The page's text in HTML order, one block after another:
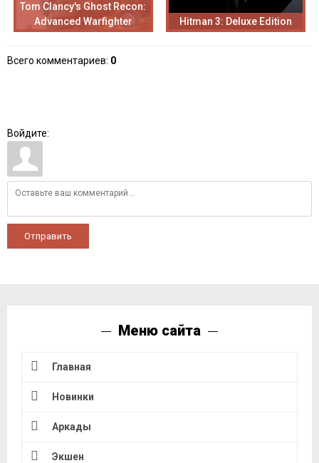
Tom Clancy's Ghost Recon:
Advanced Warfighter
Hitman 3: Deluxe Edition
Всего комментариев: 0
Войдите:
Отправить
Меню сайта
Главная
Новинки
Аркады
Экшен